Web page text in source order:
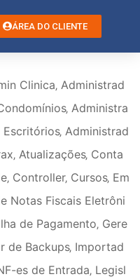
ÁREA DO CLIENTE
Clinica‚ Administrad
‚ Administra
Escritórios‚ Administrad
‚ Atualizações‚ Conta
‚ Controller‚ Cursos‚ Em
Notas Fiscais Eletrôni
de Pagamento‚ Gere
de Backups‚ Importad
es de Entrada‚ Legisl